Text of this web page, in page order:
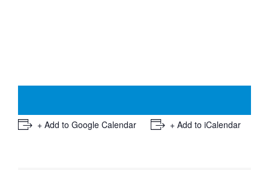
+ Add to Google Calendar + Add to iCalendar